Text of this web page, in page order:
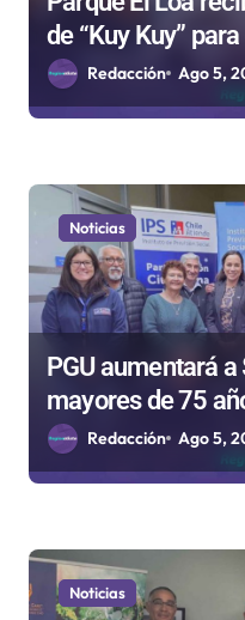
s
de “Kuy Kuy”
NiñoRedacción Ago 5,
Noticias
PGU aumentará
mayores de 75
aprobada el 2025
Redacción Ago 5,
Noticias